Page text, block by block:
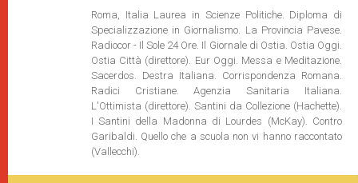
Roma, Italia Laurea in Scienze Politiche. Diploma di
Specializzazione in Giornalismo. La Provincia Pavese.
Radiocor - Il Sole 24 Ore. Il Giornale di Ostia. Ostia Oggi.
Ostia Città (direttore). Eur Oggi. Messa e Meditazione.
Sacerdos. Destra Italiana. Corrispondenza Romana.
Radici Cristiane. Agenzia Sanitaria Italiana.
L'Ottimista (direttore). Santini da Collezione (Hachette).
I Santini della Madonna di Lourdes (McKay). Contro
Garibaldi. Quello che a scuola non vi hanno raccontato
(Vallecchi).